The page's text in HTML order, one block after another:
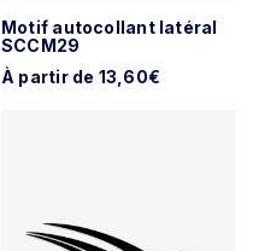
Motif autocollant latéral
SCCM29
À partir de 13,60€